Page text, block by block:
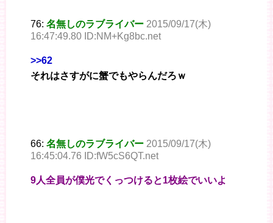
76: 名無しのラブライバー 2015/09/17(木)
16:47:49.80 ID:NM+Kg8bc.net
>>62
それはさすがに蟹でもやらんだろｗ
66: 名無しのラブライバー 2015/09/17(木)
16:45:04.76 ID:fW5cS6QT.net
9人全員が僕光でくっつけると1枚絵でいいよ